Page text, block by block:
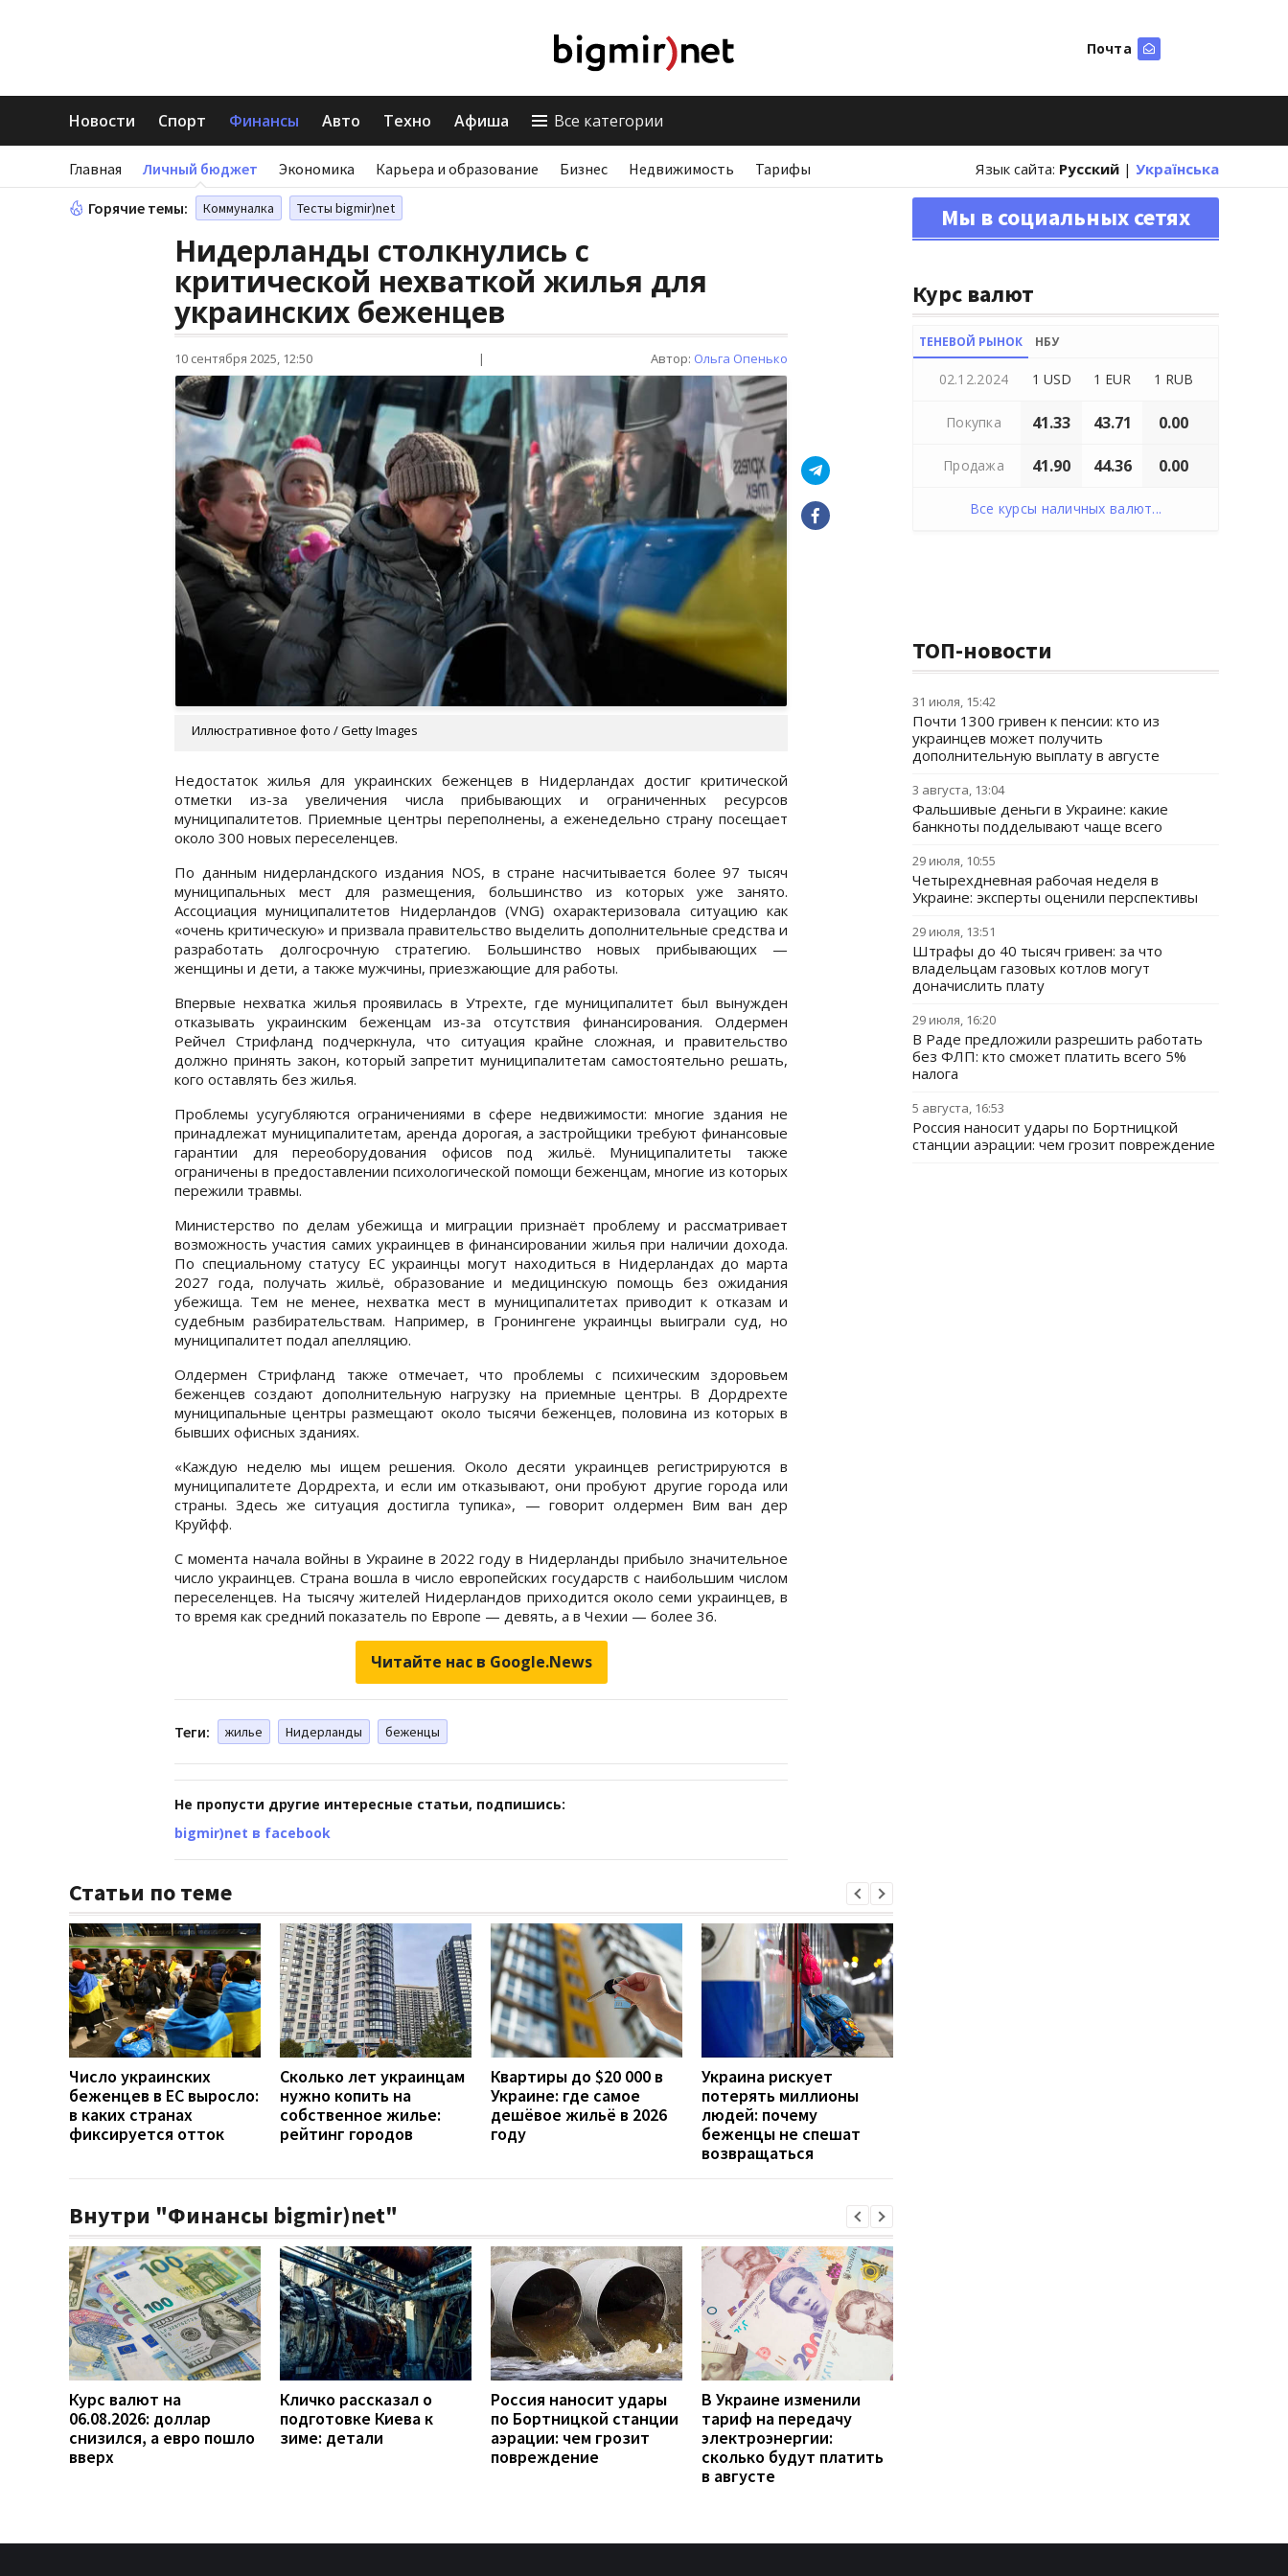
Почта
Новости Спорт Финансы Авто Техно Афиша Все категории
Главная Личный бюджет Экономика Карьера и образование Бизнес Недвижимость Тарифы Язык сайта: Русский | Українська
Горячие темы: Коммуналка Тесты bigmir)net
Нидерланды столкнулись с
критической нехваткой жилья для
украинских беженцев
10 сентября 2025, 12:50 | Автор: Ольга Опенько
Иллюстративное фото / Getty Images
Недостаток жилья для украинских беженцев в Нидерландах достиг критической
отметки из-за увеличения числа прибывающих и ограниченных ресурсов
муниципалитетов. Приемные центры переполнены, а еженедельно страну посещает
около 300 новых переселенцев.
По данным нидерландского издания NOS, в стране насчитывается более 97 тысяч
муниципальных мест для размещения, большинство из которых уже занято.
Ассоциация муниципалитетов Нидерландов (VNG) охарактеризовала ситуацию как
«очень критическую» и призвала правительство выделить дополнительные средства и
разработать долгосрочную стратегию. Большинство новых прибывающих —
женщины и дети, а также мужчины, приезжающие для работы.
Впервые нехватка жилья проявилась в Утрехте, где муниципалитет был вынужден
отказывать украинским беженцам из-за отсутствия финансирования. Олдермен
Рейчел Стрифланд подчеркнула, что ситуация крайне сложная, и правительство
должно принять закон, который запретит муниципалитетам самостоятельно решать,
кого оставлять без жилья.
Проблемы усугубляются ограничениями в сфере недвижимости: многие здания не
принадлежат муниципалитетам, аренда дорогая, а застройщики требуют финансовые
гарантии для переоборудования офисов под жильё. Муниципалитеты также
ограничены в предоставлении психологической помощи беженцам, многие из которых
пережили травмы.
Министерство по делам убежища и миграции признаёт проблему и рассматривает
возможность участия самих украинцев в финансировании жилья при наличии дохода.
По специальному статусу ЕС украинцы могут находиться в Нидерландах до марта
2027 года, получать жильё, образование и медицинскую помощь без ожидания
убежища. Тем не менее, нехватка мест в муниципалитетах приводит к отказам и
судебным разбирательствам. Например, в Гронингене украинцы выиграли суд, но
муниципалитет подал апелляцию.
Олдермен Стрифланд также отмечает, что проблемы с психическим здоровьем
беженцев создают дополнительную нагрузку на приемные центры. В Дордрехте
муниципальные центры размещают около тысячи беженцев, половина из которых в
бывших офисных зданиях.
«Каждую неделю мы ищем решения. Около десяти украинцев регистрируются в
муниципалитете Дордрехта, и если им отказывают, они пробуют другие города или
страны. Здесь же ситуация достигла тупика», — говорит олдермен Вим ван дер
Круйфф.
С момента начала войны в Украине в 2022 году в Нидерланды прибыло значительное
число украинцев. Страна вошла в число европейских государств с наибольшим числом
переселенцев. На тысячу жителей Нидерландов приходится около семи украинцев, в
то время как средний показатель по Европе — девять, а в Чехии — более 36.
Читайте нас в Google.News
Теги: жилье Нидерланды беженцы
Не пропусти другие интересные статьи, подпишись:
bigmir)net в facebook
Статьи по теме
Число украинских
беженцев в ЕС выросло:
в каких странах
фиксируется отток
Сколько лет украинцам
нужно копить на
собственное жилье:
рейтинг городов
Квартиры до $20 000 в
Украине: где самое
дешёвое жильё в 2026
году
Украина рискует
потерять миллионы
людей: почему
беженцы не спешат
возвращаться
Внутри "Финансы bigmir)net"
Курс валют на
06.08.2026: доллар
снизился, а евро пошло
вверх
Кличко рассказал о
подготовке Киева к
зиме: детали
Россия наносит удары
по Бортницкой станции
аэрации: чем грозит
повреждение
В Украине изменили
тариф на передачу
электроэнергии:
сколько будут платить
в августе
Мы в социальных сетях
Курс валют
ТЕНЕВОЙ РЫНОК НБУ
02.12.2024 1 USD 1 EUR 1 RUB
Покупка 41.33 43.71 0.00
Продажа 41.90 44.36 0.00
Все курсы наличных валют...
ТОП-новости
31 июля, 15:42
Почти 1300 гривен к пенсии: кто из
украинцев может получить
дополнительную выплату в августе
3 августа, 13:04
Фальшивые деньги в Украине: какие
банкноты подделывают чаще всего
29 июля, 10:55
Четырехдневная рабочая неделя в
Украине: эксперты оценили перспективы
29 июля, 13:51
Штрафы до 40 тысяч гривен: за что
владельцам газовых котлов могут
доначислить плату
29 июля, 16:20
В Раде предложили разрешить работать
без ФЛП: кто сможет платить всего 5%
налога
5 августа, 16:53
Россия наносит удары по Бортницкой
станции аэрации: чем грозит повреждение